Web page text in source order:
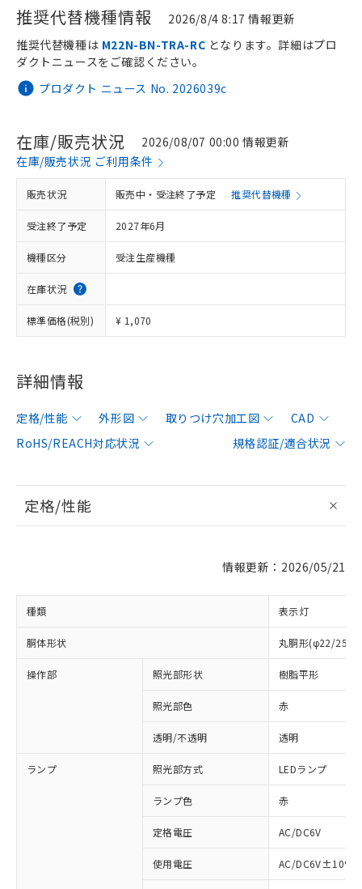
推奨代替機種情報 2026/8/4 8:17 情報更新
プロダクト ニュース No. 2026039c
推奨代替機種は M22N-BN-TRA-RC となります。詳細はプロ
ダクトニュースをご確認ください。
在庫/販売状況
2026/08/07 00:00 情報更新
在庫/販売状況 ご利用条件
販売状況 販売中・受注終了予定 推奨代替機種
受注終了予定 2027年6月
機種区分 受注生産機種
在庫状況
標準価格(税別) ¥ 1,070
詳細情報
定格/性能 外形図 取りつけ穴加工図
CAD
RoHS/REACH対応状況
規格認証/適合状況
定格/性能
情報更新：2026/05/21
種類 表示灯
胴体形状 丸胴形(φ22/
操作部 照光部形状 樹脂平形
照光部色 赤
透明/不透明 透明
ランプ 照光部方式 LEDランプ
ランプ色 赤
定格電圧 AC/DC6V
使用電圧 AC/DC6V±10%
ご利用条件
以下の条件をお読みいただき、同意のうえ
対応済み：EU RoHS指令（10物質）の
非含有に対応した製品が提供可能な商品で
対応予定：EU RoHS指令（10物質）の非含
有に対応した製品に切り替える予定のある
対応予定なし：EU RoHS指令（10物質）の
非含有に非対応の商品で、対応品を出す予